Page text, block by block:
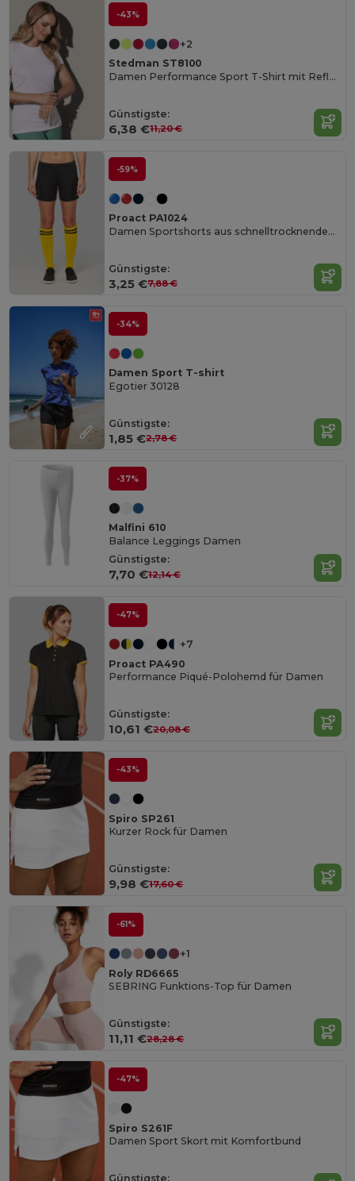
-43%
+2
Stedman ST8100
Damen Performance Sport T-Shirt mit Reflektierendem Druck
Günstigste:
6,38 €11,20 €
-59%
Proact PA1024
Damen Sportshorts aus schnelltrocknendem Polyester
Günstigste:
3,25 €7,88 €
-34%
Damen Sport T-shirt
Egotier 30128
Günstigste:
1,85 €2,78 €
-37%
Malfini 610
Balance Leggings Damen
Günstigste:
7,70 €12,14 €
-47%
+7
Proact PA490
Performance Piqué-Polohemd für Damen
Günstigste:
10,61 €20,08 €
-43%
Spiro SP261
Kurzer Rock für Damen
Günstigste:
9,98 €17,60 €
-61%
+1
Roly RD6665
SEBRING Funktions-Top für Damen
Günstigste:
11,11 €28,28 €
-47%
Spiro S261F
Damen Sport Skort mit Komfortbund
Günstigste: